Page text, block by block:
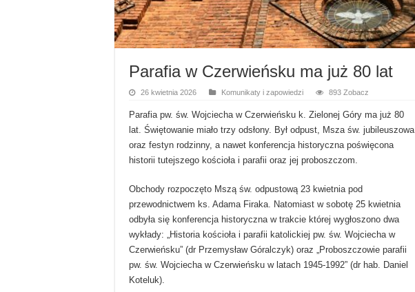
Parafia w Czerwieńsku ma już 80 lat
26 kwietnia 2026 Komunikaty i zapowiedzi 893 Zobacz
Parafia pw. św. Wojciecha w Czerwieńsku k. Zielonej Góry ma już 80
lat. Świętowanie miało trzy odsłony. Był odpust, Msza św. jubileuszowa
oraz festyn rodzinny, a nawet konferencja historyczna poświęcona
historii tutejszego kościoła i parafii oraz jej proboszczom.
Obchody rozpoczęto Mszą św. odpustową 23 kwietnia pod
przewodnictwem ks. Adama Firaka. Natomiast w sobotę 25 kwietnia
odbyła się konferencja historyczna w trakcie której wygłoszono dwa
wykłady: „Historia kościoła i parafii katolickiej pw. św. Wojciecha w
Czerwieńsku” (dr Przemysław Góralczyk) oraz „Proboszczowie parafii
pw. św. Wojciecha w Czerwieńsku w latach 1945-1992” (dr hab. Daniel
Koteluk).